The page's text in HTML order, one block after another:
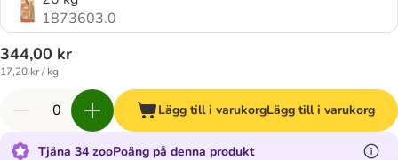
1873603.0
344,00 kr
17,20 kr / kg
Lägg till i varukorgLägg till i varukorg
Tjäna 34 zooPoäng på denna produkt